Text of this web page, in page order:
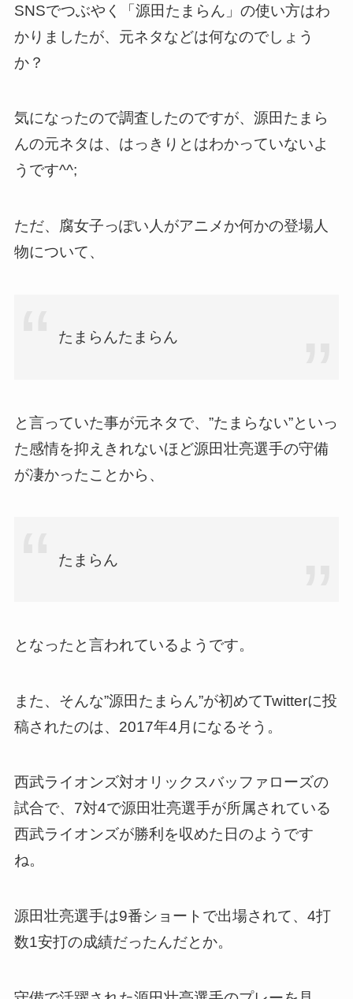
SNSでつぶやく「源田たまらん」の使い方はわ
かりましたが、元ネタなどは何なのでしょう
か？
気になったので調査したのですが、源田たまら
んの元ネタは、はっきりとはわかっていないよ
うです^^;
ただ、腐女子っぽい人がアニメか何かの登場人
物について、
たまらんたまらん
と言っていた事が元ネタで、”たまらない”といっ
た感情を抑えきれないほど源田壮亮選手の守備
が凄かったことから、
たまらん
となったと言われているようです。
また、そんな”源田たまらん”が初めてTwitterに投
稿されたのは、2017年4月になるそう。
西武ライオンズ対オリックスバッファローズの
試合で、7対4で源田壮亮選手が所属されている
西武ライオンズが勝利を収めた日のようです
ね。
源田壮亮選手は9番ショートで出場されて、4打
数1安打の成績だったんだとか。